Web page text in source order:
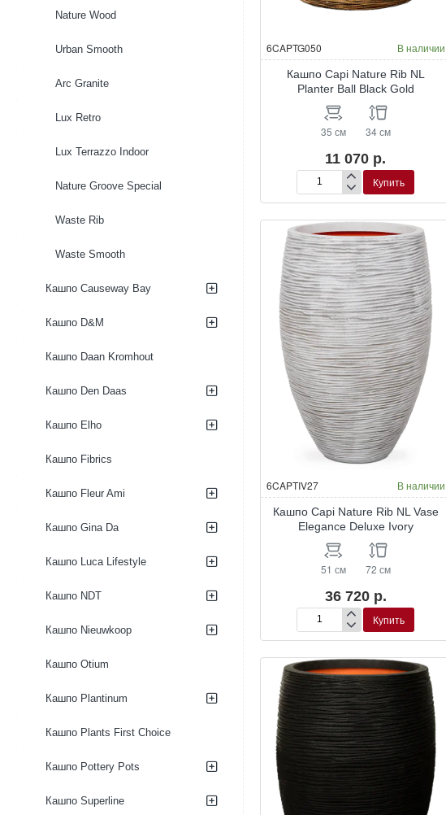
Nature Wood
Urban Smooth
Arc Granite
Lux Retro
Lux Terrazzo Indoor
Nature Groove Special
Waste Rib
Waste Smooth
Кашпо Causeway Bay
Кашпо D&M
Кашпо Daan Kromhout
Кашпо Den Daas
Кашпо Elho
Кашпо Fibrics
Кашпо Fleur Ami
Кашпо Gina Da
Кашпо Luca Lifestyle
Кашпо NDT
Кашпо Nieuwkoop
Кашпо Otium
Кашпо Plantinum
Кашпо Plants First Choice
Кашпо Pottery Pots
Кашпо Superline
6CAPTG050 В наличии
Кашпо Capi Nature Rib NL
Planter Ball Black Gold
35 см 34 см
11 070 р.
Кашпо
Capi
Nature
Rib
NL
Planter
Ball
Black
Gold
Купить
6CAPTIV27 В наличии
Кашпо Capi Nature Rib NL Vase
Elegance Deluxe Ivory
51 см 72 см
36 720 р.
Кашпо
Capi
Nature
Rib
NL
Vase
Elegance
Deluxe
Ivory
Купить